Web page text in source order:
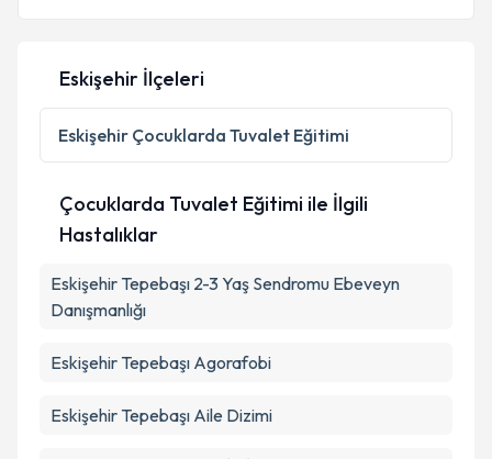
Eskişehir İlçeleri
Eskişehir Çocuklarda Tuvalet Eğitimi
Çocuklarda Tuvalet Eğitimi ile İlgili
Hastalıklar
Eskişehir Tepebaşı 2-3 Yaş Sendromu Ebeveyn
Danışmanlığı
Eskişehir Tepebaşı Agorafobi
Eskişehir Tepebaşı Aile Dizimi